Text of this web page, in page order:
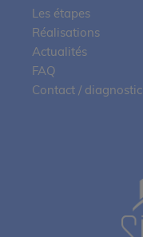
Les étapes
Réalisations
Actualités
FAQ
Contact / diagnostic